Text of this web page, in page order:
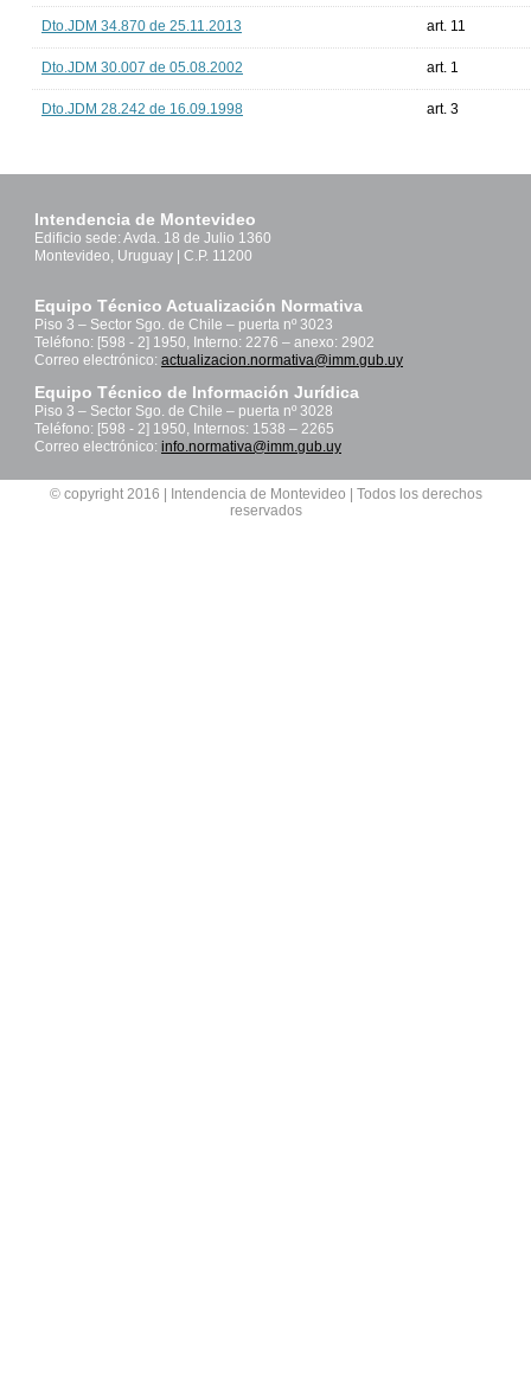
Dto.JDM 34.870 de 25.11.2013 art. 11
Dto.JDM 30.007 de 05.08.2002 art. 1
Dto.JDM 28.242 de 16.09.1998 art. 3
Intendencia de Montevideo
Edificio sede: Avda. 18 de Julio 1360
Montevideo, Uruguay | C.P. 11200
Equipo Técnico Actualización Normativa
Piso 3 – Sector Sgo. de Chile – puerta nº 3023
Teléfono: [598 - 2] 1950, Interno: 2276 – anexo: 2902
Correo electrónico: actualizacion.normativa@imm.gub.uy
Equipo Técnico de Información Jurídica
Piso 3 – Sector Sgo. de Chile – puerta nº 3028
Teléfono: [598 - 2] 1950, Internos: 1538 – 2265
Correo electrónico: info.normativa@imm.gub.uy
© copyright 2016 | Intendencia de Montevideo | Todos los derechos
reservados